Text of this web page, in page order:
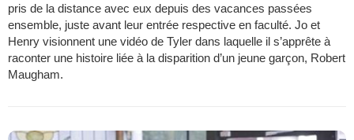
pris de la distance avec eux depuis des vacances passées
ensemble, juste avant leur entrée respective en faculté. Jo et
Henry visionnent une vidéo de Tyler dans laquelle il s’apprête à
raconter une histoire liée à la disparition d’un jeune garçon, Robert
Maugham.